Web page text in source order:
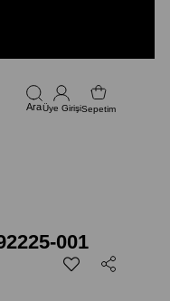
Üye GirişiSepetim
001